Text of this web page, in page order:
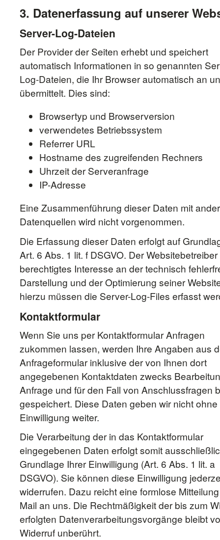
3. Datenerfassung auf unserer
Server-Log-Dateien
Der Provider der Seiten erhebt und speichert
automatisch Informationen in so genannten
Log-Dateien, die Ihr Browser automatisch an
übermittelt. Dies sind:
Browsertyp und Browserversion
verwendetes Betriebssystem
Referrer URL
Hostname des zugreifenden Rechners
Uhrzeit der Serveranfrage
IP-Adresse
Eine Zusammenführung dieser Daten mit
Datenquellen wird nicht vorgenommen.
Die Erfassung dieser Daten erfolgt auf
Art. 6 Abs. 1 lit. f DSGVO. Der
berechtigtes Interesse an der technisch
Darstellung und der Optimierung seiner
hierzu müssen die Server-Log-Files erfasst
Kontaktformular
Wenn Sie uns per Kontaktformular Anfragen
zukommen lassen, werden Ihre Angaben aus
Anfrageformular inklusive der von Ihnen dort
angegebenen Kontaktdaten zwecks
Anfrage und für den Fall von Anschlussfragen
gespeichert. Diese Daten geben wir nicht ohne
Einwilligung weiter.
Die Verarbeitung der in das Kontaktformular
eingegebenen Daten erfolgt somit
Grundlage Ihrer Einwilligung (Art. 6 Abs. 1 lit. a
DSGVO). Sie können diese Einwilligung
widerrufen. Dazu reicht eine formlose
Mail an uns. Die Rechtmäßigkeit der bis zum
erfolgten Datenverarbeitungsvorgänge bleibt
Widerruf unberührt.